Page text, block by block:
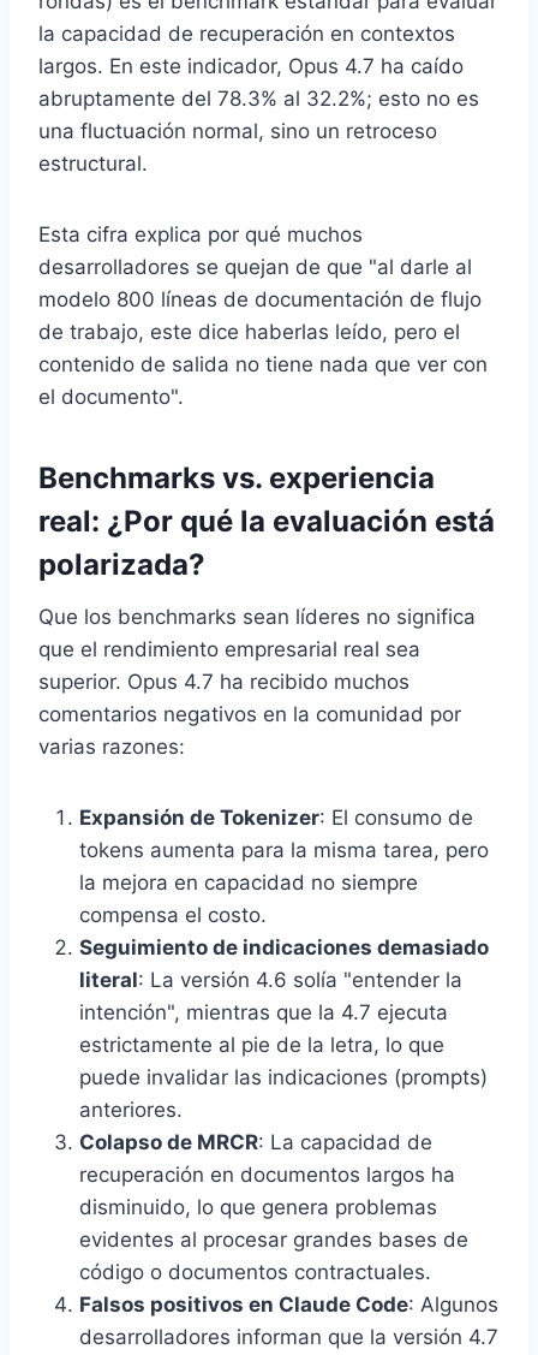
la capacidad de recuperación en contextos
largos. En este indicador, Opus 4.7 ha caído
abruptamente del 78.3% al 32.2%; esto no es
una fluctuación normal, sino un retroceso
estructural.
Esta cifra explica por qué muchos
desarrolladores se quejan de que "al darle al
modelo 800 líneas de documentación de flujo
de trabajo, este dice haberlas leído, pero el
contenido de salida no tiene nada que ver con
el documento".
Benchmarks vs. experiencia
real: ¿Por qué la evaluación está
polarizada?
Que los benchmarks sean líderes no significa
que el rendimiento empresarial real sea
superior. Opus 4.7 ha recibido muchos
comentarios negativos en la comunidad por
varias razones:
Expansión de Tokenizer: El consumo de
tokens aumenta para la misma tarea, pero
la mejora en capacidad no siempre
compensa el costo.
Seguimiento de indicaciones demasiado
literal: La versión 4.6 solía "entender la
intención", mientras que la 4.7 ejecuta
estrictamente al pie de la letra, lo que
puede invalidar las indicaciones (prompts)
anteriores.
Colapso de MRCR: La capacidad de
recuperación en documentos largos ha
disminuido, lo que genera problemas
evidentes al procesar grandes bases de
código o documentos contractuales.
Falsos positivos en Claude Code: Algunos
desarrolladores informan que la versión 4.7